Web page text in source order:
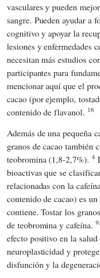
vasculares y pueden
sangre. Pueden ayudar a
cognitivo y apoyar la
lesiones y enfermedades
necesitan más estudios
participantes para
mencionar aquí que el
cacao (por ejemplo,
contenido de flavanol. 16
Además de una pequeña
granos de cacao también
teobromina (1,8-2,7%). 4
bioactivas que se
relacionadas con la
contenido de cacao) es
contiene. Tostar los
de teobromina y cafeína.
efecto positivo en la
neuroplasticidad y
disfunción y la